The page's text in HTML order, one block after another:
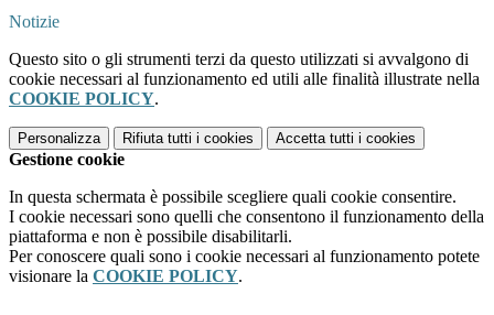
Notizie
Questo sito o gli strumenti terzi da questo utilizzati si avvalgono di
cookie necessari al funzionamento ed utili alle finalità illustrate nella
COOKIE POLICY.
Personalizza Rifiuta tutti i cookies Accetta tutti i cookies
Gestione cookie
In questa schermata è possibile scegliere quali cookie consentire.
I cookie necessari sono quelli che consentono il funzionamento della
piattaforma e non è possibile disabilitarli.
Per conoscere quali sono i cookie necessari al funzionamento potete
visionare la COOKIE POLICY.